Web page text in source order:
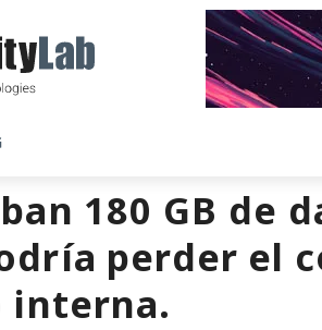
180 GB de
perder el
interna.